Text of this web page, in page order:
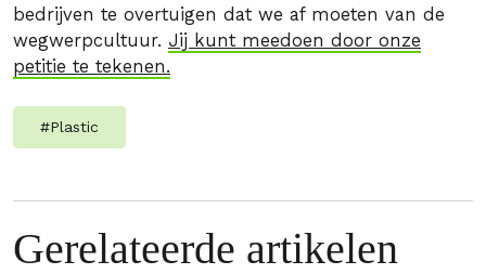
bedrijven te overtuigen dat we af moeten van de
wegwerpcultuur. Jij kunt meedoen door onze
petitie te tekenen.
#Plastic
Gerelateerde artikelen